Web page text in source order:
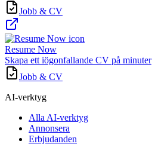
Jobb & CV
Resume Now
Skapa ett iögonfallande CV på minuter
Jobb & CV
AI-verktyg
Alla AI-verktyg
Annonsera
Erbjudanden